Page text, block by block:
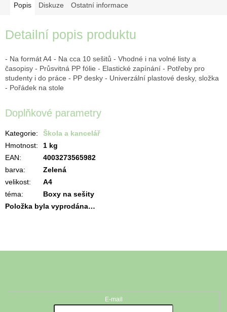
Popis Diskuze Ostatní informace
Detailní popis produktu
- Na formát A4 - Na cca 10 sešitů - Vhodné i na volné listy a
časopisy - Průsvitná PP fólie - Elastické zapínání - Potřeby pro
studenty i do práce - PP desky - Univerzální plastové desky, složka
- Pořádek na stole
Doplňkové parametry
Kategorie:
Škola a kancelář
Hmotnost:
1 kg
EAN:
4003273565982
barva:
Zelená
velikost:
A4
téma:
Boxy na sešity
Položka byla vyprodána…
E-mail